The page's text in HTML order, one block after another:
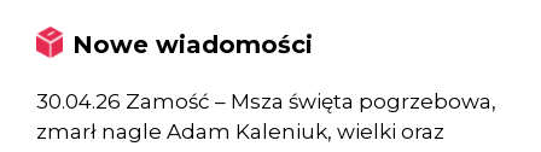
Nowe wiadomości
30.04.26 Zamość – Msza święta pogrzebowa,
zmarł nagle Adam Kaleniuk, wielki oraz